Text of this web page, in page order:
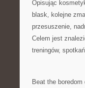
Opisując
blask, kolejne
przesuszenie,
Celem jest
treningów,
Beat the